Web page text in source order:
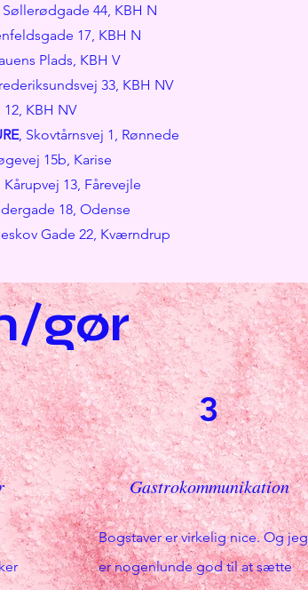
Søllerødgade 44, KBH N
17, KBH N
Plads, KBH V
33, KBH NV
KBH NV
, Skovtårnsvej 1, Rønnede
15b, Karise
Kårupvej 13, Fårevejle
18, Odense
Gade 22, Kværndrup
gør
3
Gastrokommunikation
Bogstaver er virkelig nice. Og jeg
er nogenlunde god til at sætte